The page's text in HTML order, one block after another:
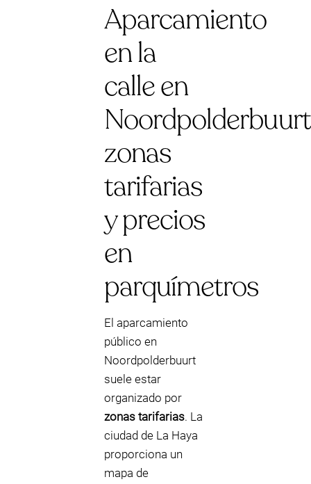
Aparcamiento
en la
calle en
zonas
tarifarias
y precios
en
parquímetros
El aparcamiento
público en
Noordpolderbuurt
suele estar
organizado por
zonas tarifarias. La
ciudad de La Haya
proporciona un
mapa de